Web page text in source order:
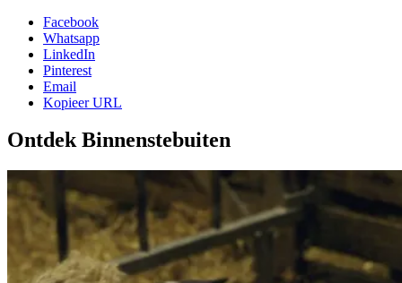
Facebook
Whatsapp
LinkedIn
Pinterest
Email
Kopieer URL
Ontdek Binnenstebuiten